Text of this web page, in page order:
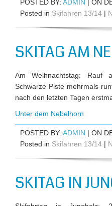
POSTED BY: ADMIN | ON
Posted in Skifahren 13/14 |
SKITAG AM
Am Weihnachtstag: Rauf
Schwarze Piste mehrmals
nach den letzten Tagen
Unter dem Nebelhorn
POSTED BY: ADMIN | ON
Posted in Skifahren 13/14 |
SKITAG IN